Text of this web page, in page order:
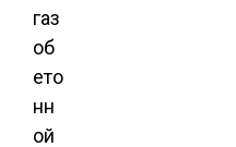
газ
об
ето
нн
ой